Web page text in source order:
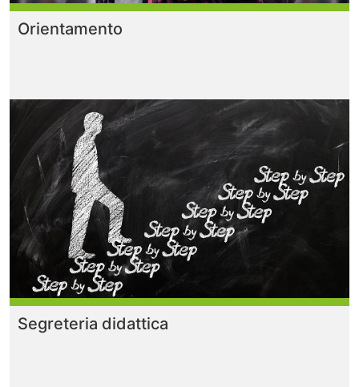
Orientamento
Segreteria didattica